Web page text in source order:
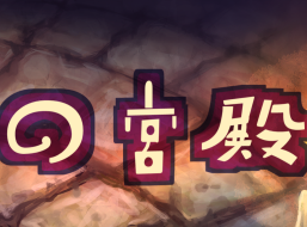
ン
テ
ン
ツ
へ
ス
キ
ッ
プ